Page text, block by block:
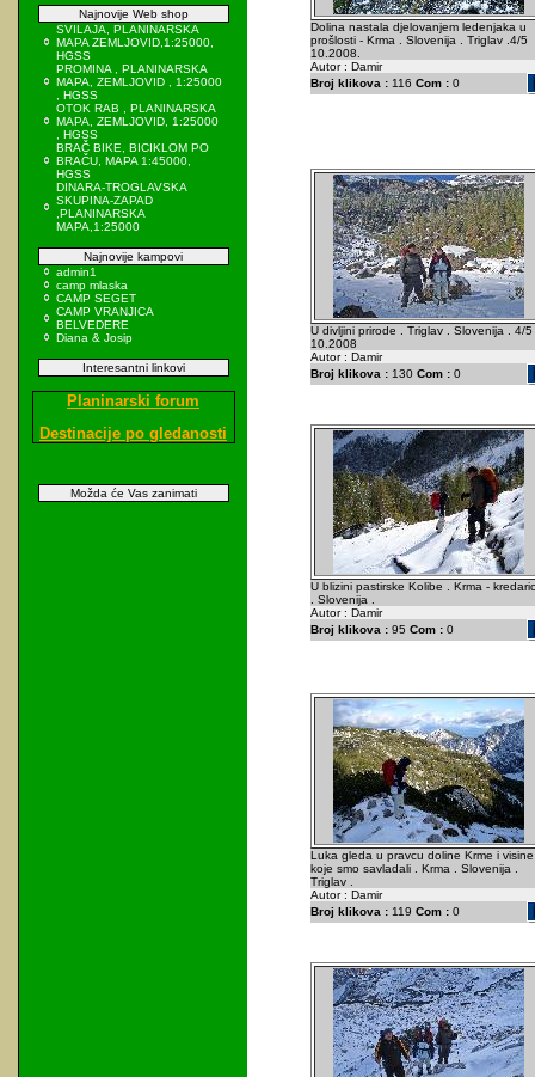
Najnovije Web shop
SVILAJA, PLANINARSKA
MAPA ZEMLJOVID,1:25000,
HGSS
PROMINA , PLANINARSKA
MAPA, ZEMLJOVID , 1:25000
, HGSS
OTOK RAB , PLANINARSKA
MAPA, ZEMLJOVID, 1:25000
, HGSS
BRAČ BIKE, BICIKLOM PO
BRAČU, MAPA 1:45000,
HGSS
DINARA-TROGLAVSKA
SKUPINA-ZAPAD
,PLANINARSKA
MAPA,1:25000
Najnovije kampovi
admin1
camp mlaska
CAMP SEGET
CAMP VRANJICA
BELVEDERE
Diana & Josip
Interesantni linkovi
Planinarski forum
Destinacije po gledanosti
Možda će Vas zanimati
Dolina nastala djelovanjem ledenjaka u
prošlosti - Krma . Slovenija . Triglav .4/5
10.2008.
Autor : Damir
Broj klikova :116 Com :0
U divljini prirode . Triglav . Slovenija . 4/5
10.2008
Autor : Damir
Broj klikova :130 Com :0
U blizini pastirske Kolibe . Krma -
. Slovenija .
Autor : Damir
Broj klikova :95 Com :0
Luka gleda u pravcu doline Krme i visine
koje smo savladali . Krma . Slovenija .
Triglav .
Autor : Damir
Broj klikova :119 Com :0